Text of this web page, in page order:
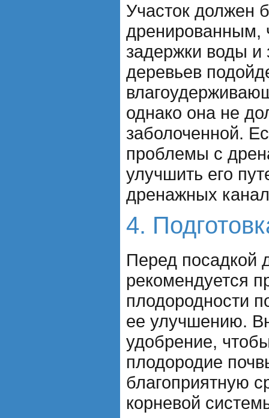
Участок должен
дренированным,
задержки воды и
деревьев
однако она не
заболоченной.
проблемы с
улучшить его
дренажных
4.
Перед посадкой
рекомендуется
плодородности
ее улучшению.
удобрение,
плодородие
благоприятную
корневой